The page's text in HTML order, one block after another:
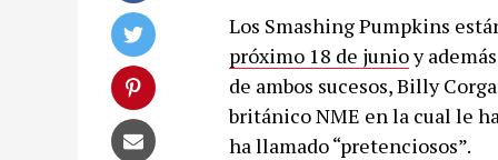
Los Smashing Pumpkins
próximo 18 de junioy
de ambos sucesos, Billy
británico NME en la cual le
ha llamado “pretenciosos”.